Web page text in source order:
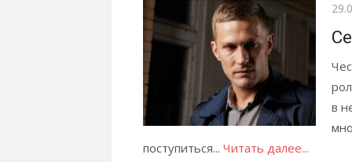
в
поступиться... Читать далее...